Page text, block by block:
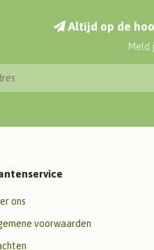
Altijd op de
Meld
ons
voorwaarden